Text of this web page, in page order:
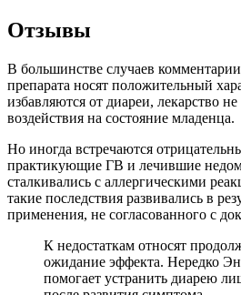
Отзывы
В большинстве случаев
препарата носят положительный
избавляются от диареи, лекарство
воздействия на состояние младенца.
Но иногда встречаются
практикующие ГВ и лечившие
сталкивались с аллергическими
такие последствия развивались в
применения, не согласованного с
К недостаткам относят
ожидание эффекта. Нередко
помогает устранить диарею